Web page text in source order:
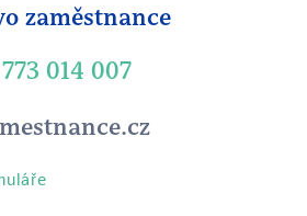
zaměstnance
014 007